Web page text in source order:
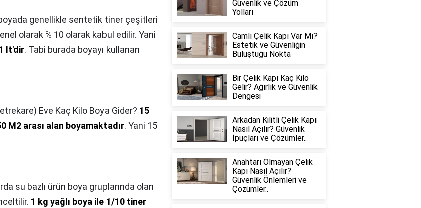
genellikle sentetik tiner çeşitleri
olarak % 10 olarak kabul edilir. Yani
lt'dir. Tabi burada boyayı kullanan
Eve Kaç Kilo Boya Gider? 15
M2 arası alan boyamaktadır. Yani 15
su bazlı ürün boya gruplarında olan
1 kg yağlı boya ile 1/10 tiner
Güvenlik ve Çözüm
Yolları
Camlı Çelik Kapı Var Mı?
Estetik ve Güvenliğin
Buluştuğu Nokta
Bir Çelik Kapı Kaç Kilo
Gelir? Ağırlık ve Güvenlik
Dengesi
Arkadan Kilitli Çelik Kapı
Nasıl Açılır? Güvenlik
İpuçları ve Çözümler..
Anahtarı Olmayan Çelik
Kapı Nasıl Açılır?
Güvenlik Önlemleri ve
Çözümler..